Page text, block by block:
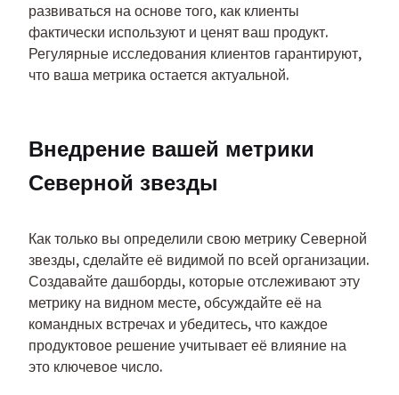
развиваться на основе того, как клиенты
фактически используют и ценят ваш продукт.
Регулярные исследования клиентов гарантируют,
что ваша метрика остается актуальной.
Внедрение вашей метрики
Северной звезды
Как только вы определили свою метрику Северной
звезды, сделайте её видимой по всей организации.
Создавайте дашборды, которые отслеживают эту
метрику на видном месте, обсуждайте её на
командных встречах и убедитесь, что каждое
продуктовое решение учитывает её влияние на
это ключевое число.